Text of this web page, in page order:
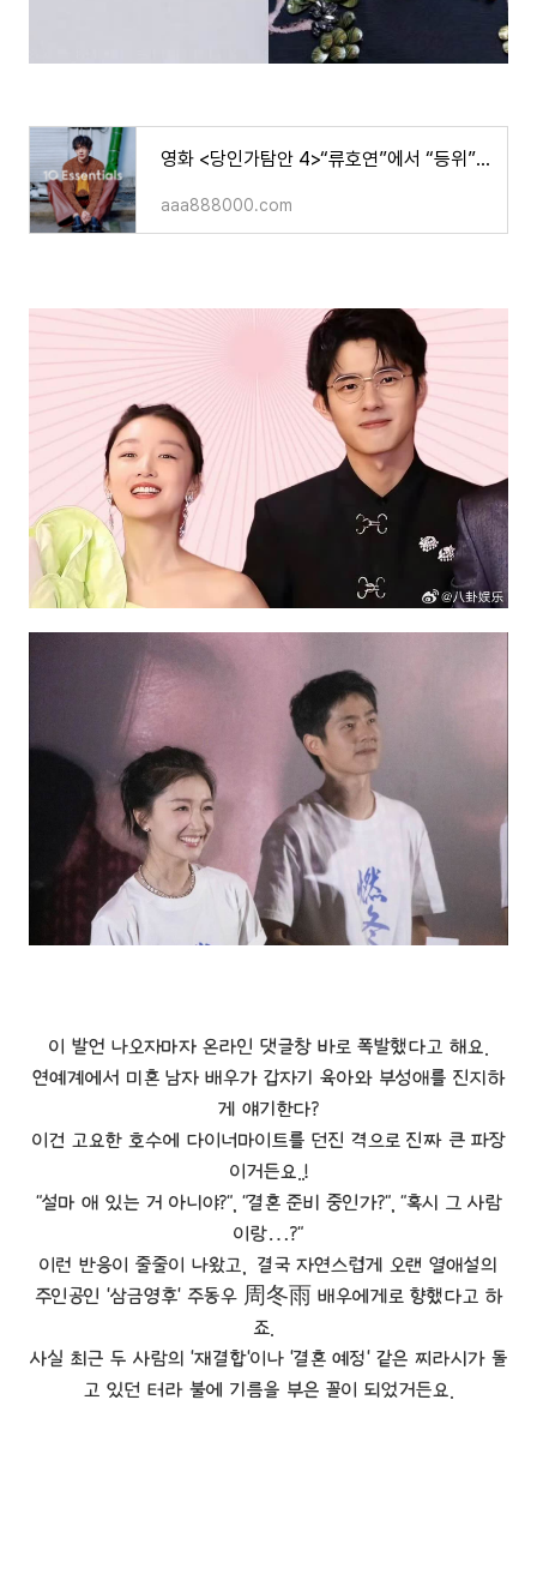
영화 <당인가탐안 4>“류호연”에서 “등위”로 캐스팅 교체
aaa888000.com
이 발언 나오자마자 온라인 댓글창 바로 폭발했다고 해요.
연예계에서 미혼 남자 배우가 갑자기 육아와 부성애를 진지하
게 얘기한다?
이건 고요한 호수에 다이너마이트를 던진 격으로 진짜 큰 파장
이거든요..!
"설마 애 있는 거 아니야?", "결혼 준비 중인가?", "혹시 그 사람
이랑…?"
이런 반응이 줄줄이 나왔고, 결국 자연스럽게 오랜 열애설의
주인공인 '삼금영후' 주동우 周冬雨 배우에게로 향했다고 하
죠.
사실 최근 두 사람의 '재결합'이나 '결혼 예정' 같은 찌라시가 돌
고 있던 터라 불에 기름을 부은 꼴이 되었거든요.